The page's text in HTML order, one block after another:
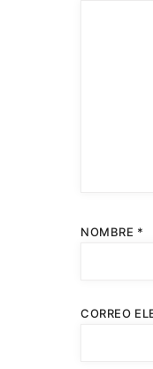
NOMBRE *
CORREO